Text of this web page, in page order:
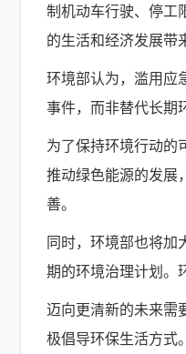
制机动车行驶、停工
的生活和经济发展带
环境部认为，滥用应
事件，而非替代长期
为了保持环境行动的
推动绿色能源的发展
善。
同时，环境部也将加
期的环境治理计划。
迈向更清新的未来需
极倡导环保生活方式